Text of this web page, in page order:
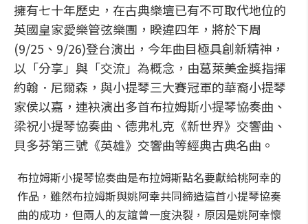
擁有七十年歷史，在古典樂壇已有不可取代地位的
英國皇家愛樂管弦樂團，睽違四年，將於下周
(9/25、9/26)登台演出，今年曲目極具創新精神，
以「分享」與「交流」為概念，由葛萊美金獎指揮
約翰．尼爾森，與小提琴三大賽冠軍的華裔小提琴
家侯以嘉，連袂演出多首布拉姆斯小提琴協奏曲、
梁祝小提琴協奏曲、德弗札克《新世界》交響曲、
貝多芬第三號《英雄》交響曲等經典古典名曲。
布拉姆斯小提琴協奏曲是布拉姆斯點名要獻給桃阿幸的
作品，雖然布拉姆斯與姚阿幸共同締造這首小提琴協奏
曲的成功，但兩人的友誼曾一度決裂，原因是姚阿幸懷